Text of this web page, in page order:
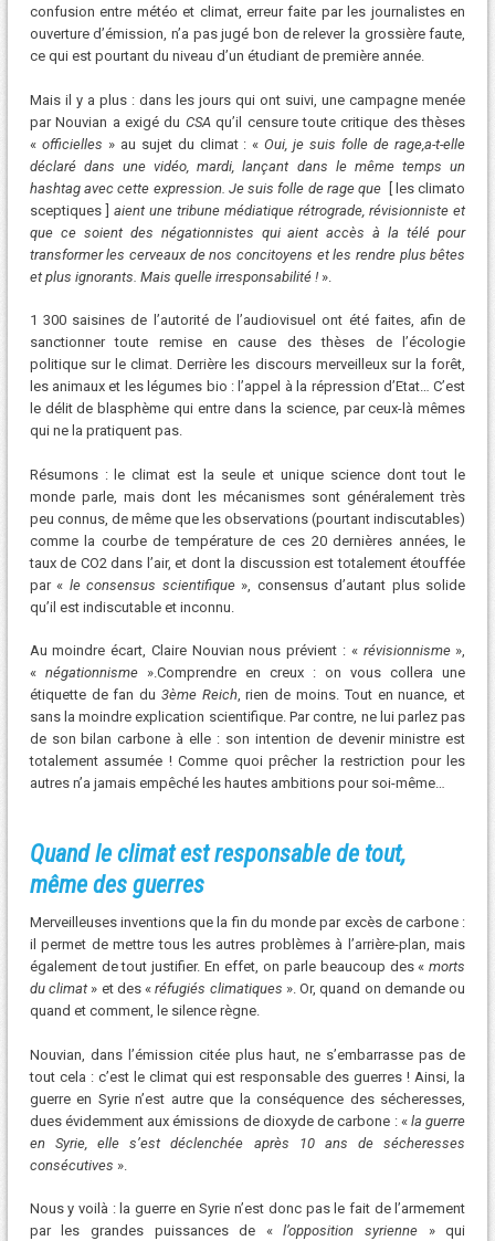
confusion entre météo et climat, erreur faite par les journalistes en
ouverture d’émission, n’a pas jugé bon de relever la grossière faute,
ce qui est pourtant du niveau d’un étudiant de première année.
Mais il y a plus : dans les jours qui ont suivi, une campagne menée
par Nouvian a exigé du CSAqu’il censure toute critique des thèses
« officielles » au sujet du climat : «Oui, je suis folle de rage,a-t-elle
déclaré dans une vidéo, mardi, lançant dans le même temps un
hashtag avec cette expression. Je suis folle de rage que [ les climato
sceptiques ] aient une tribune médiatique rétrograde, révisionniste et
que ce soient des négationnistes qui aient accès à la télé pour
transformer les cerveaux de nos concitoyens et les rendre plus bêtes
et plus ignorants. Mais quelle irresponsabilité ! ».
1 300 saisines de l’autorité de l’audiovisuel ont été faites, afin de
sanctionner toute remise en cause des thèses de l’écologie
politique sur le climat. Derrière les discours merveilleux sur la forêt,
les animaux et les légumes bio : l’appel à la répression d’Etat… C’est
le délit de blasphème qui entre dans la science, par ceux-là mêmes
qui ne la pratiquent pas.
Résumons : le climat est la seule et unique science dont tout le
monde parle, mais dont les mécanismes sont généralement très
peu connus, de même que les observations (pourtant indiscutables)
comme la courbe de température de ces 20 dernières années, le
taux de CO2 dans l’air, et dont la discussion est totalement étouffée
par « le consensus scientifique », consensus d’autant plus solide
qu’il est indiscutable et inconnu.
Au moindre écart, Claire Nouvian nous prévient : « révisionnisme »,
« négationnisme ».Comprendre en creux : on vous collera une
étiquette de fan du 3ème Reich, rien de moins. Tout en nuance, et
sans la moindre explication scientifique. Par contre, ne lui parlez pas
de son bilan carbone à elle : son intention de devenir ministre est
totalement assumée ! Comme quoi prêcher la restriction pour les
autres n’a jamais empêché les hautes ambitions pour soi-même…
Quand le climat est responsable de tout,
même des guerres
Merveilleuses inventions que la fin du monde par excès de carbone :
il permet de mettre tous les autres problèmes à l’arrière-plan, mais
également de tout justifier. En effet, on parle beaucoup des «morts
du climat » et des «réfugiés climatiques ». Or, quand on demande ou
quand et comment, le silence règne.
Nouvian, dans l’émission citée plus haut, ne s’embarrasse pas de
tout cela : c’est le climat qui est responsable des guerres ! Ainsi, la
guerre en Syrie n’est autre que la conséquence des sécheresses,
dues évidemment aux émissions de dioxyde de carbone : «la guerre
en Syrie, elle s’est déclenchée après 10 ans de sécheresses
consécutives ».
Nous y voilà : la guerre en Syrie n’est donc pas le fait de l’armement
par les grandes puissances de «l’opposition syrienne » qui